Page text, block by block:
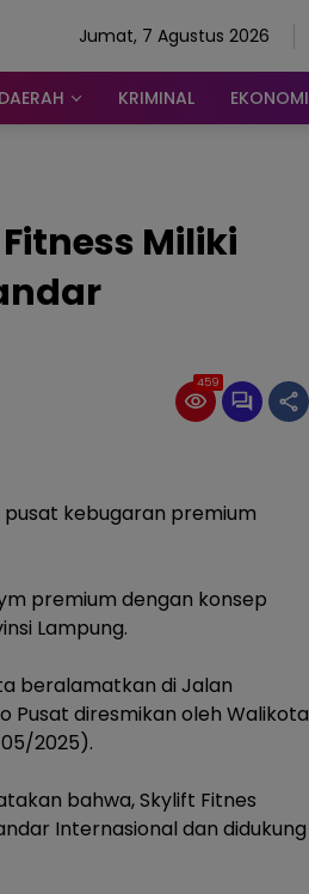
Jumat, 7 Agustus 2026
DAERAH KRIMINAL EKONOMI
Miliki
459
kebugaran premium
premium dengan konsep
Lampung.
beralamatkan di Jalan
Pusat diresmikan oleh Walikota
2025).
bahwa, Skylift Fitnes
Internasional dan didukung